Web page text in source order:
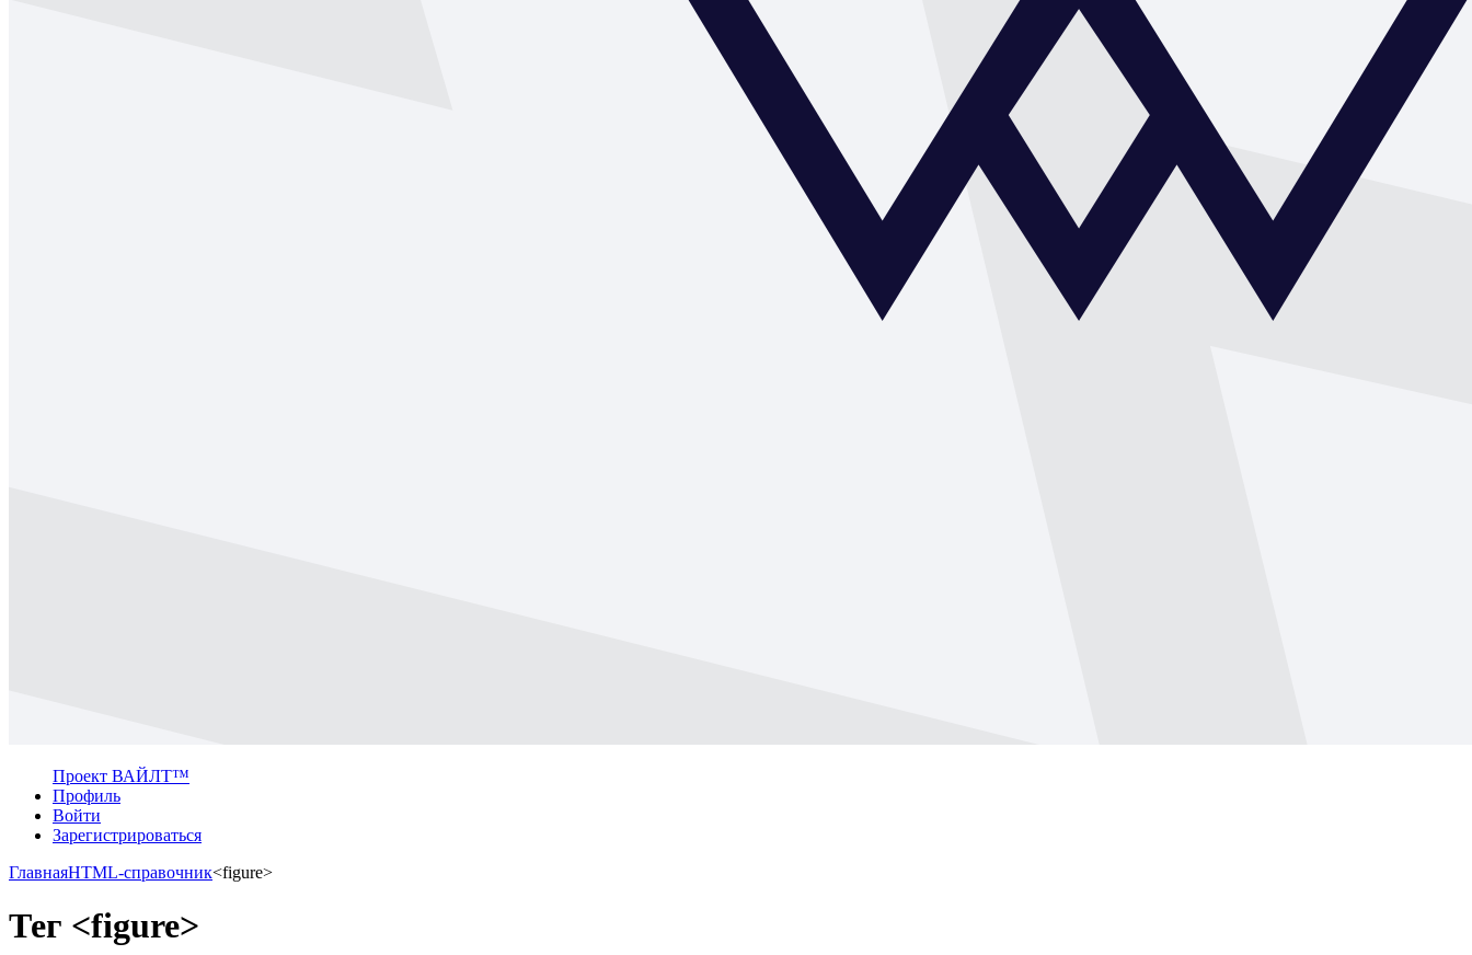
Проект ВАЙЛТ™
Профиль
Войти
Зарегистрироваться
ГлавнаяHTML-справочник<figure>
Тег <figure>